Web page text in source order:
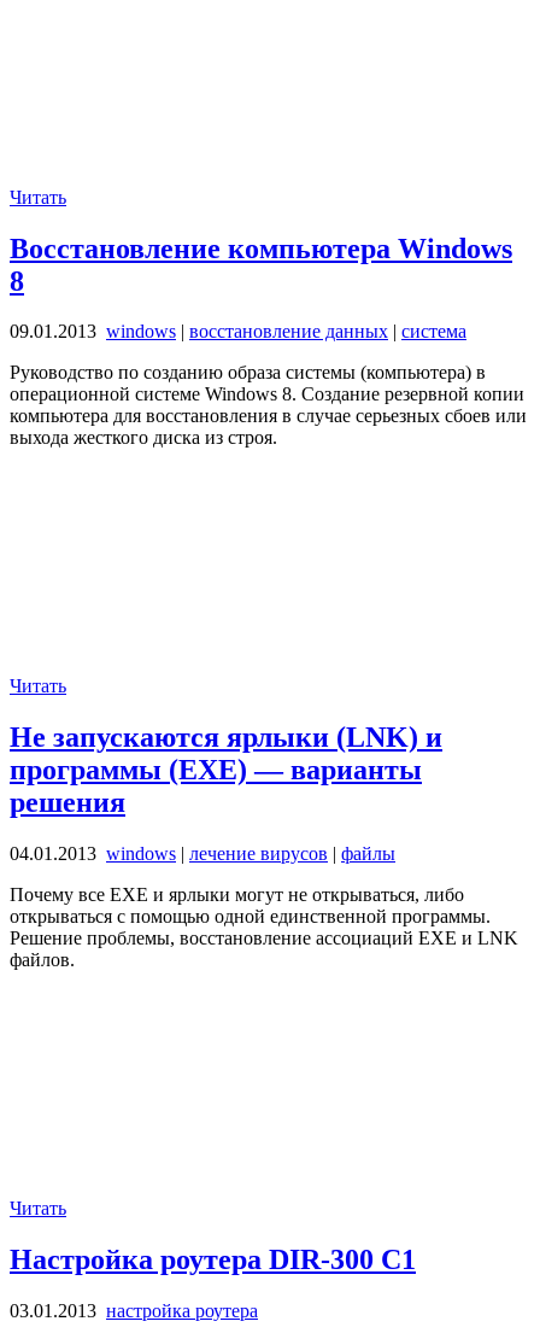
Читать
Восстановление компьютера Windows
8
09.01.2013 windows | восстановление данных | система
Руководство по созданию образа системы (компьютера) в
операционной системе Windows 8. Создание резервной копии
компьютера для восстановления в случае серьезных сбоев или
выхода жесткого диска из строя.
Читать
Не запускаются ярлыки (LNK) и
программы (EXE) — варианты
решения
04.01.2013 windows | лечение вирусов | файлы
Почему все EXE и ярлыки могут не открываться, либо
открываться с помощью одной единственной программы.
Решение проблемы, восстановление ассоциаций EXE и LNK
файлов.
Читать
Настройка роутера DIR-300 C1
03.01.2013 настройка роутера